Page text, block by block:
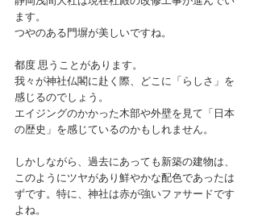
ます。
つやのある門塀が美しいですね。
都度 思うことがあります。
我々が神社仏閣に赴く際、どこに「らしさ」を
感じるのでしょう。
エイジングのかかった木部や外壁を見て「日本
の歴史」を感じているのかもしれません。
しかしながら、過去にあっても新築の建物は、
このようにツヤがあり鮮やかな配色であったは
ずです。特に、神社は赤が強いファサードです
よね。